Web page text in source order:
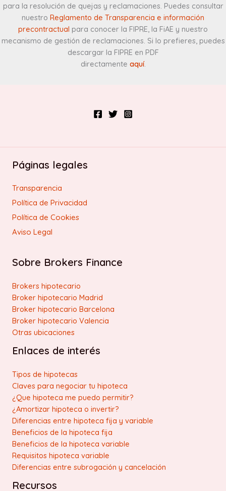
para la resolución de quejas y reclamaciones. Puedes consultar
nuestro Reglamento de Transparencia e información
precontractual para conocer la FIPRE, la FiAE y nuestro
mecanismo de gestión de reclamaciones. Si lo prefieres, puedes
descargar la FIPRE en PDF
directamente aquí.
Páginas legales
Transparencia
Política de Privacidad
Política de Cookies
Aviso Legal
Sobre Brokers Finance
Brokers hipotecario
Broker hipotecario Madrid
Broker hipotecario Barcelona
Broker hipotecario Valencia
Otras ubicaciones
Enlaces de interés
Tipos de hipotecas
Claves para negociar tu hipoteca
¿Que hipoteca me puedo permitir?
¿Amortizar hipoteca o invertir?
Diferencias entre hipoteca fija y variable
Beneficios de la hipoteca fija
Beneficios de la hipoteca variable
Requisitos hipoteca variable
Diferencias entre subrogación y cancelación
Recursos